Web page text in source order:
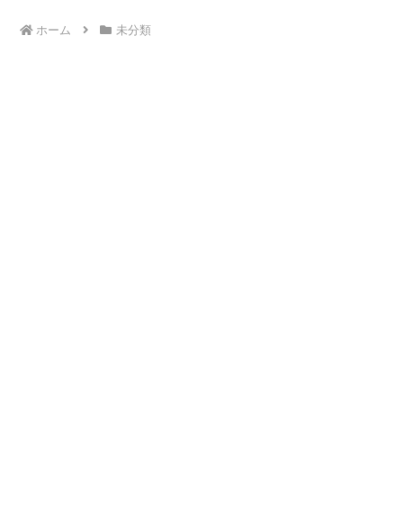
ホーム 未分類